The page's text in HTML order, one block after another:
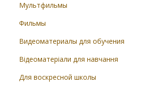
Мультфильмы
Фильмы
Видеоматериалы для обучения
Відеоматеріали для навчання
Для воскресной школы